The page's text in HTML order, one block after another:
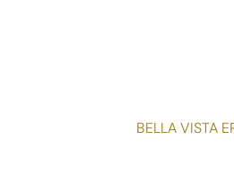
BELLA VISTA